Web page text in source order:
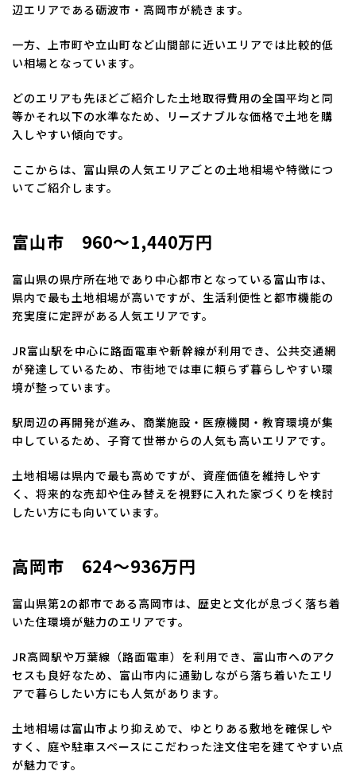
辺エリアである砺波市・高岡市が続きます。
一方、上市町や立山町など山間部に近いエリアでは比較的低
い相場となっています。
どのエリアも先ほどご紹介した土地取得費用の全国平均と同
等かそれ以下の水準なため、リーズナブルな価格で土地を購
入しやすい傾向です。
ここからは、富山県の人気エリアごとの土地相場や特徴につ
いてご紹介します。
富山市 960～1,440万円
富山県の県庁所在地であり中心都市となっている富山市は、
県内で最も土地相場が高いですが、生活利便性と都市機能の
充実度に定評がある人気エリアです。
JR富山駅を中心に路面電車や新幹線が利用でき、公共交通網
が発達しているため、市街地では車に頼らず暮らしやすい環
境が整っています。
駅周辺の再開発が進み、商業施設・医療機関・教育環境が集
中しているため、子育て世帯からの人気も高いエリアです。
土地相場は県内で最も高めですが、資産価値を維持しやす
く、将来的な売却や住み替えを視野に入れた家づくりを検討
したい方にも向いています。
高岡市 624～936万円
富山県第2の都市である高岡市は、歴史と文化が息づく落ち着
いた住環境が魅力のエリアです。
JR高岡駅や万葉線（路面電車）を利用でき、富山市へのアク
セスも良好なため、富山市内に通勤しながら落ち着いたエリ
アで暮らしたい方にも人気があります。
土地相場は富山市より抑えめで、ゆとりある敷地を確保しや
すく、庭や駐車スペースにこだわった注文住宅を建てやすい点
が魅力です。